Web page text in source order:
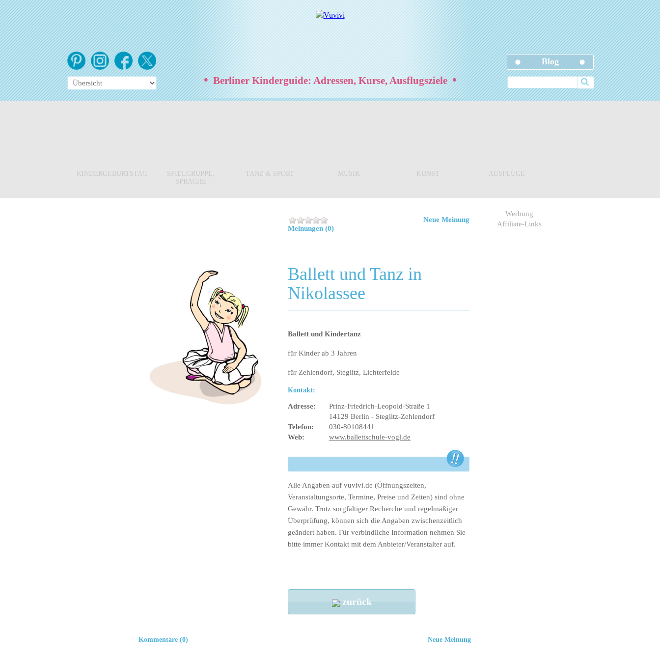
Blog
•Berliner Kinderguide: Adressen, Kurse, Ausflugsziele•
KINDERGEBURTSTAG
SPIELGRUPPE,
SPRACHE
TANZ & SPORT MUSIK KUNST AUSFLÜGE
Meinungen (0)
Neue Meinung
Ballett und Tanz in
Nikolassee
Ballett und Kindertanz
für Kinder ab 3 Jahren
für Zehlendorf, Steglitz, Lichterfelde
Kontakt:
Adresse:
Prinz-Friedrich-Leopold-Straße 1
14129 Berlin - Steglitz-Zehlendorf
Telefon:
030-80108441
Web:
www.ballettschule-vogl.de
Alle Angaben auf vuvivi.de (Öffnungszeiten,
Veranstaltungsorte, Termine, Preise und Zeiten) sind ohne
Gewähr. Trotz sorgfältiger Recherche und regelmäßiger
Überprüfung, können sich die Angaben zwischenzeitlich
geändert haben. Für verbindliche Information nehmen Sie
bitte immer Kontakt mit dem Anbieter/Veranstalter auf.
zurück
Neue Meinung
Kommentare (0)
Werbung
Affiliate-Links